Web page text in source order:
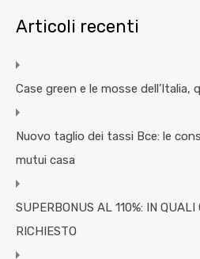
Articoli recenti
Case green e le mosse
Nuovo taglio dei tassi Bce: le
mutui casa
SUPERBONUS AL 110%: IN QUALI
RICHIESTO